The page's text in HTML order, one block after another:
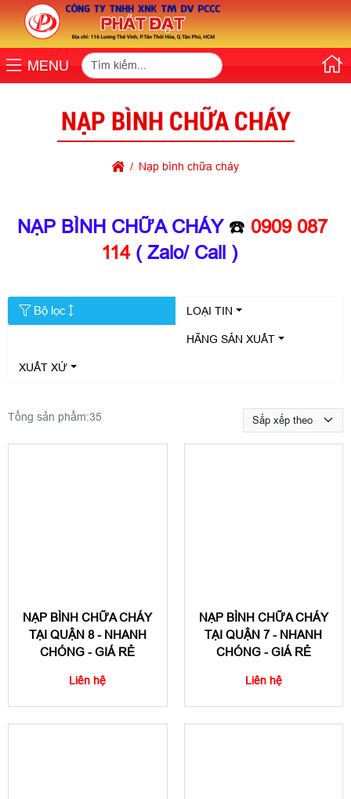
MENU
NẠP BÌNH CHỮA CHÁY
Nạp bình chữa cháy
NẠP BÌNH CHỮA CHÁY ☎️ 0909 087
114 ( Zalo/ Call )
Bộ lọc LOẠI TIN
HÃNG SẢN XUẤT
XUẤT XỨ
Tổng sản phẩm:35
NẠP BÌNH CHỮA CHÁY
TẠI QUẬN 8 - NHANH
CHÓNG - GIÁ RẺ
Liên hệ
NẠP BÌNH CHỮA CHÁY
TẠI QUẬN 7 - NHANH
CHÓNG - GIÁ RẺ
Liên hệ